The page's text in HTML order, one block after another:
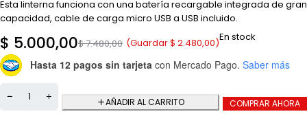
Esta linterna funciona con una batería recargable integrada de gran
capacidad, cable de carga micro USB a USB incluido.
$7.480,00
$ 5.000,00 (Guardar$ 2.480,00)En stock
Hasta 12 pagos sin tarjeta con Mercado Pago. Saber más
AÑADIR AL CARRITO COMPRAR AHORA